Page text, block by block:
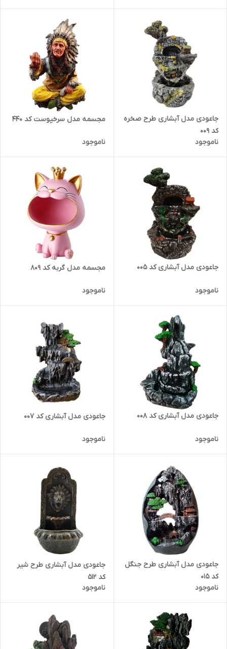
جاعودی مدل آبشاری طرح صخره
کد 009
ناموجود
مجسمه مدل سرخپوست کد 440
ناموجود
جاعودی مدل آبشاری کد 005
ناموجود
مجسمه مدل گربه کد 809
ناموجود
جاعودی مدل آبشاری کد 008
ناموجود
جاعودی مدل آبشاری کد 007
ناموجود
جاعودی مدل آبشاری طرح جنگل
کد 015
ناموجود
جاعودی مدل آبشاری طرح شیر
کد 512
ناموجود